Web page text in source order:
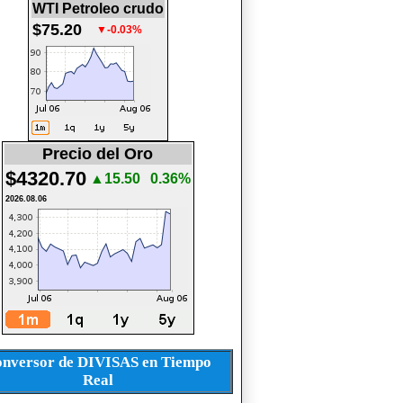
WTI Petroleo crudo
$75.20 ▼-0.03%
Precio del Oro
$4320.70 ▲15.50 0.36%
2026.08.06
de DIVISAS en Tiempo
Real